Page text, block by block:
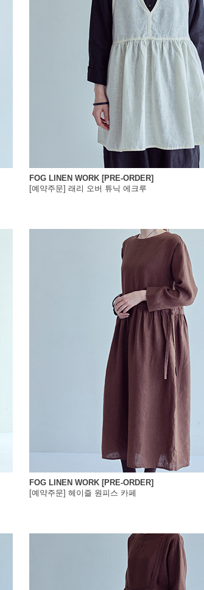
FOG LINEN WORK [PRE-ORDER]
[예약주문] 래리 오버 튜닉 에크루
FOG LINEN WORK [PRE-ORDER]
[예약주문] 헤이즐 원피스 카페